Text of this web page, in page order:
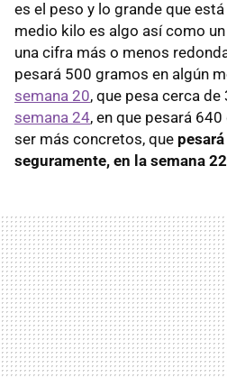
es el peso y lo grande que
medio kilo es algo así como
una cifra más o menos
pesará 500 gramos en algún
semana 20, que pesa cerca
semana 24, en que pesará
ser más concretos, que
seguramente, en la semana